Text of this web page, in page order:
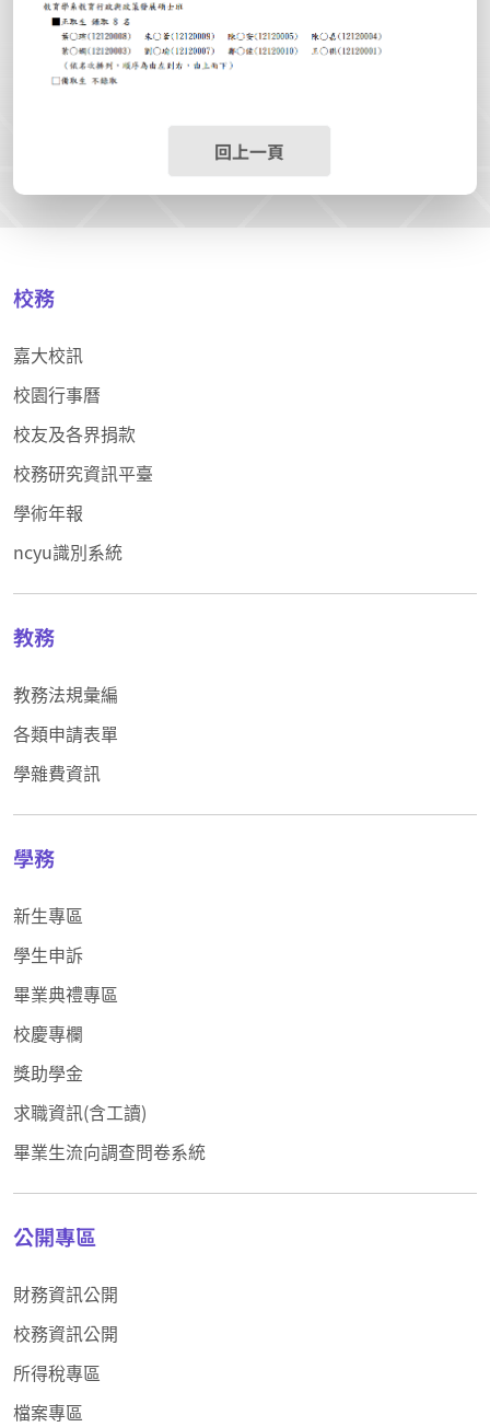
回上一頁
校務
嘉大校訊
校園行事曆
校友及各界捐款
校務研究資訊平臺
學術年報
ncyu識別系統
教務
教務法規彙編
各類申請表單
學雜費資訊
學務
新生專區
學生申訴
畢業典禮專區
校慶專欄
獎助學金
求職資訊(含工讀)
畢業生流向調查問卷系統
公開專區
財務資訊公開
校務資訊公開
所得稅專區
檔案專區